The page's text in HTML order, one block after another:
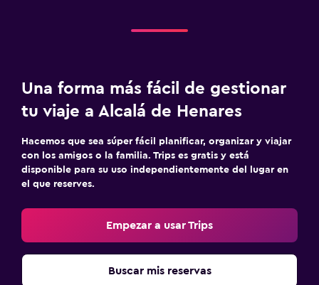
Una forma más fácil de gestionar
tu viaje a Alcalá de Henares
Hacemos que sea súper fácil planificar, organizar y viajar
con los amigos o la familia. Trips es gratis y está
disponible para su uso independientemente del lugar en
el que reserves.
Empezar a usar Trips
Buscar mis reservas